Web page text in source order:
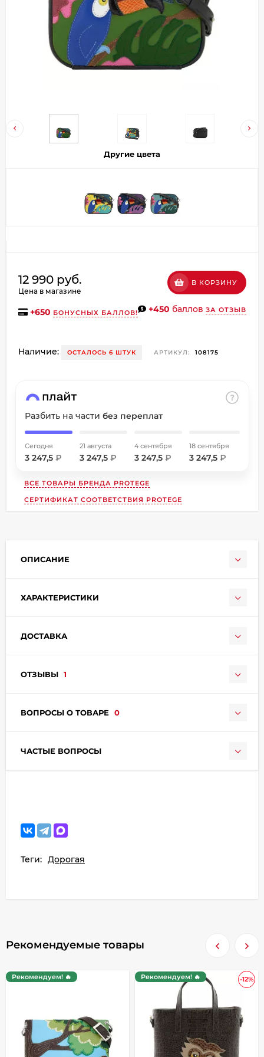
Другие цвета
12 990 руб.
Цена в магазине
В КОРЗИНУ
+650 БОНУСНЫХ БАЛЛОВ! +450 баллов ЗА ОТЗЫВ
Наличие: ОСТАЛОСЬ 6 ШТУК АРТИКУЛ: 108175
Разбить на части без переплат
Сегодня
3 247,5 ₽
21 августа
3 247,5 ₽
4 сентября
3 247,5 ₽
18 сентября
3 247,5₽
ВСЕ ТОВАРЫ БРЕНДА PROTEGE
СЕРТИФИКАТ СООТВЕТСТВИЯ PROTEGE
ОПИСАНИЕ
ХАРАКТЕРИСТИКИ
ДОСТАВКА
ОТЗЫВЫ 1
ВОПРОСЫ О ТОВАРЕ 0
ЧАСТЫЕ ВОПРОСЫ
Добавляйте товары
в корзину
Оплачивайте сегодня только
Получайте товар
выбранный способом
списыватьсяс вашей карты
каждые 2 недели
об оплате Плайтом
25
раз в 2 недели
8 800 302-02-51
Теги: Дорогая
Рекомендуемые товары
Рекомендуем! 🔥 -12%
Рекомендуем! 🔥